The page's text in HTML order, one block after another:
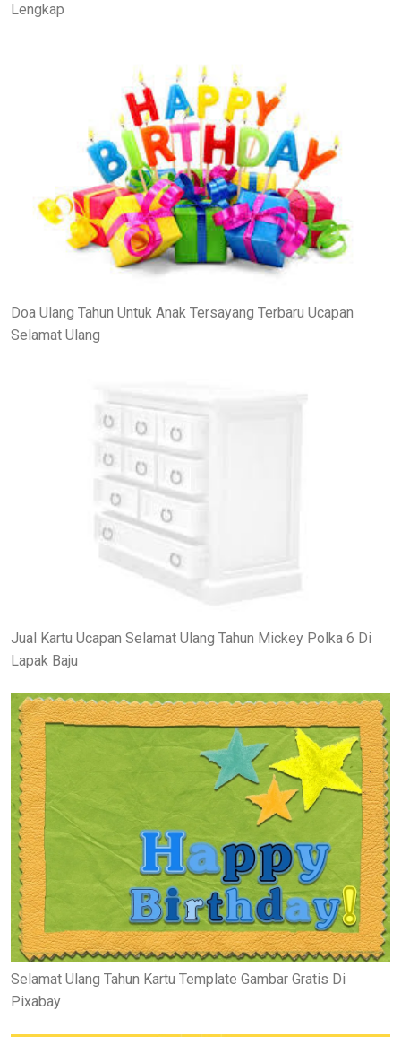
Lengkap
Doa Ulang Tahun Untuk Anak Tersayang Terbaru Ucapan
Selamat Ulang
Jual Kartu Ucapan Selamat Ulang Tahun Mickey Polka 6 Di
Lapak Baju
Selamat Ulang Tahun Kartu Template Gambar Gratis Di
Pixabay